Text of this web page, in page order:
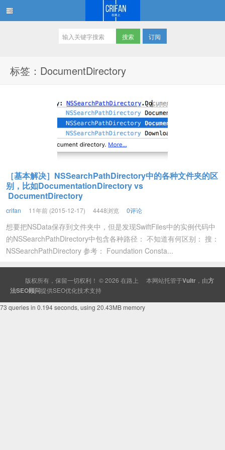
订阅
标签：DocumentDirectory
［基本解决］NSSearchPathDirectory中的各种文件夹的区
别，比如DocumentationDirectory vs
DocumentDirectory
crifan 11年前 (2015-12-17) 4448浏览 0评论
想要把NSData保存到文件夹中，但是发现SwiftFiles中的实例代码中
的NSSearchPathDirectory中包含各种路径： 不知道有何区别： 搜：
NSSearchPathDirectory 参考： Foundation Consta...
版权所有，保留一切权利！ © 2026 在路上 本网站托管于Vultr ，由方
法SEO顾问提供SEO优化技术支持
73 queries in 0.194 seconds, using 20.43MB memory